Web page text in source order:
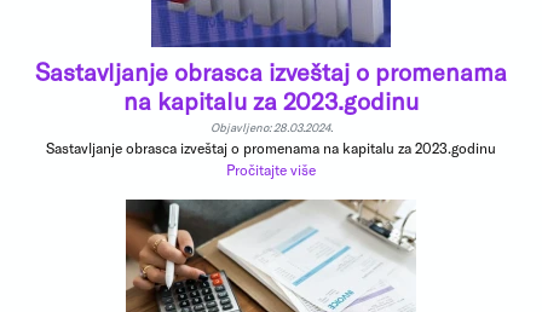
Sastavljanje obrasca izveštaj o promenama
na kapitalu za 2023.godinu
Objavljeno: 28.03.2024.
Sastavljanje obrasca izveštaj o promenama na kapitalu za 2023.godinu
Pročitajte više